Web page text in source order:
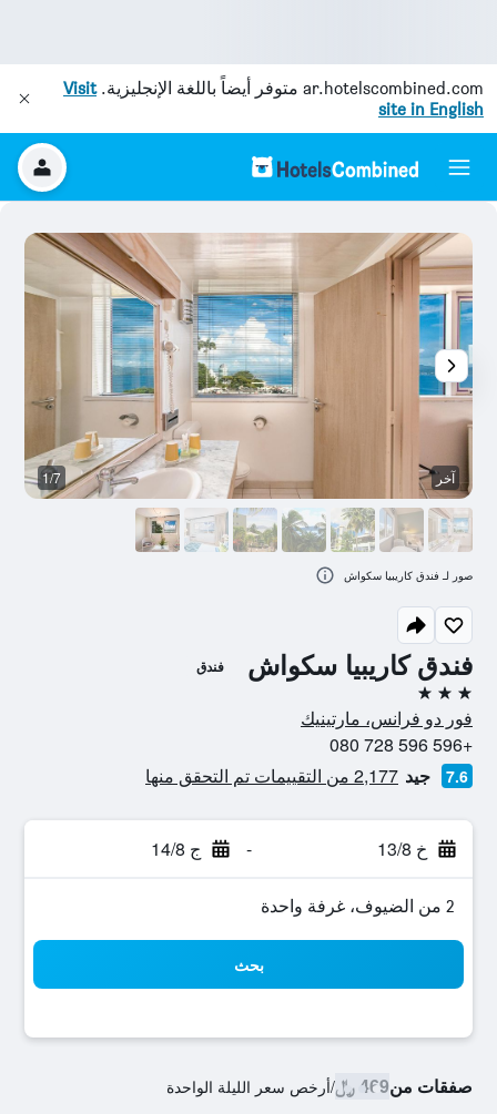
ar.hotelscombined.com متوفر أيضاً باللغة الإنجليزية.Visit
site in English
فندق كاريبيا سكواش فندق
3 نجوم
فور دو فرانس، مارتينيك
+596 596 728 080
7.6 جيد 2,177 من التقييمات تم التحقق منها
خ 13/8 - ج 14/8
2 من الضيوف، غرفة واحدة
بحث
صفقات من469 ﷼ /أرخص سعر الليلة الواحدة
آخر 1/7
صور لـ فندق كاريبيا سكواش